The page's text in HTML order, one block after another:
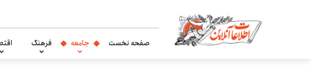
صفحه نخست جامعه فرهنگ